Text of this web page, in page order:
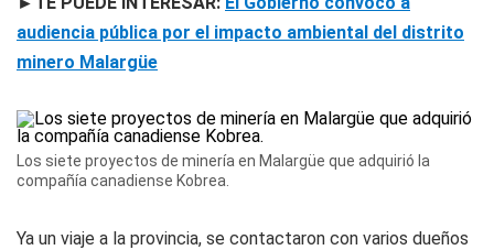
audiencia pública por el impacto ambiental del distrito
minero Malargüe
Los siete proyectos de minería en Malargüe que adquirió la
compañía canadiense Kobrea.
Ya un viaje a la provincia, se contactaron con varios dueños